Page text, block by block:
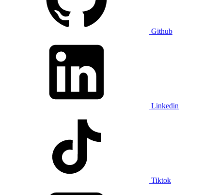
Github
Linkedin
Tiktok